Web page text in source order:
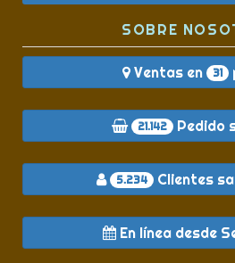
SOBRE
Ventas en 31
21.142 Pedido
5.234 Clientes
En línea desde